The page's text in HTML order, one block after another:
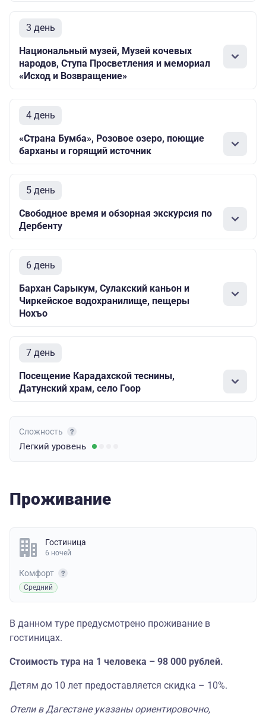
3 день
Национальный музей, Музей кочевых
народов, Ступа Просветления и мемориал
«Исход и Возвращение»
4 день
«Страна Бумба», Розовое озеро, поющие
барханы и горящий источник
5 день
Свободное время и обзорная экскурсия по
Дербенту
6 день
Бархан Сарыкум, Сулакский каньон и
Чиркейское водохранилище, пещеры
Нохъо
7 день
Посещение Карадахской теснины,
Датунский храм, село Гоор
Сложность
Легкий уровень
Проживание
Гостиница
6 ночей
Комфорт
Средний
В данном туре предусмотрено проживание в
гостиницах.
Стоимость тура на 1 человека – 98 000 рублей.
Детям до 10 лет предоставляется скидка – 10%.
Отели в Дагестане указаны ориентировочно,